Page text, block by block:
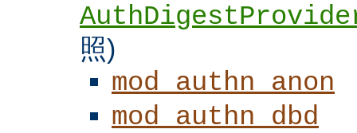
照)
mod_authn_anon
mod_authn_dbd